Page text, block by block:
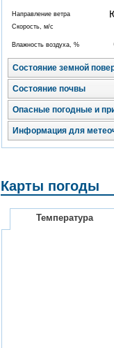
Направление ветра
Скорость, м/с
Влажность воздуха, %
Состояние земной
Состояние почвы
Опасные погодные и
Информация для
Карты погоды
Температура